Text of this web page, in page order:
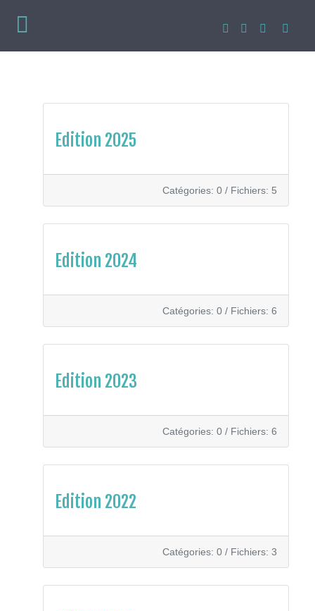
Edition 2025
Catégories: 0 / Fichiers: 5
Edition 2024
Catégories: 0 / Fichiers: 6
Edition 2023
Catégories: 0 / Fichiers: 6
Edition 2022
Catégories: 0 / Fichiers: 3